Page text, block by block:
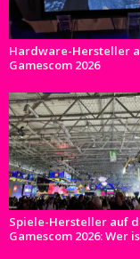
Hardware-Hersteller
Gamescom 2026
Spiele-Hersteller auf
Gamescom 2026: Wer